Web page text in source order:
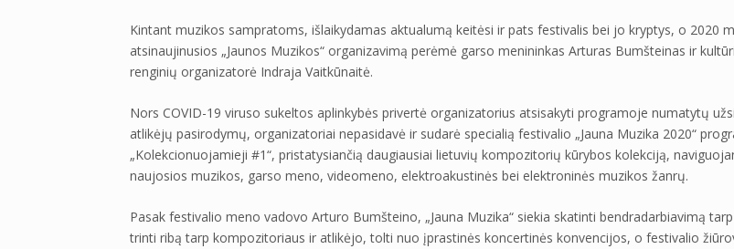
Kintant muzikos sampratoms, išlaikydamas aktualumą keitėsi ir pats festivalis bei jo kryptys, o 2020
atsinaujinusios „Jaunos Muzikos“ organizavimą perėmė garso menininkas Arturas Bumšteinas ir
renginių organizatorė Indraja Vaitkūnaitė.
Nors COVID-19 viruso sukeltos aplinkybės privertė organizatorius atsisakyti programoje numatytų
atlikėjų pasirodymų, organizatoriai nepasidavė ir sudarė specialią festivalio „Jauna Muzika 2020“
„Kolekcionuojamieji #1“, pristatysiančią daugiausiai lietuvių kompozitorių kūrybos kolekciją,
naujosios muzikos, garso meno, videomeno, elektroakustinės bei elektroninės muzikos žanrų.
Pasak festivalio meno vadovo Arturo Bumšteino, „Jauna Muzika“ siekia skatinti bendradarbiavimą
trinti ribą tarp kompozitoriaus ir atlikėjo, tolti nuo įprastinės koncertinės konvencijos, o festivalio